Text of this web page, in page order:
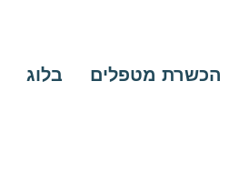
הכשרת מטפלים בלוג